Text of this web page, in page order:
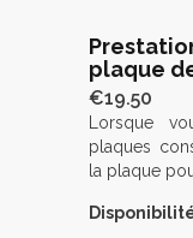
plaque
€19.50
Lorsque
plaques
la plaque